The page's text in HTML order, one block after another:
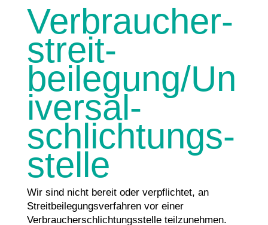
Verbraucher­
streit­
beilegung/Un
iversal­
schlichtungs­
stelle
Wir sind nicht bereit oder verpflichtet, an
Streitbeilegungsverfahren vor einer
Verbraucherschlichtungsstelle teilzunehmen.